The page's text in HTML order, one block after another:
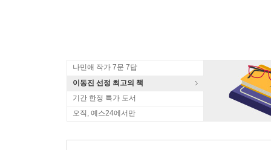
나민애 작가 7문 7답
이동진 선정 최고의 책
기간 한정 특가 도서
오직, 예스24에서만